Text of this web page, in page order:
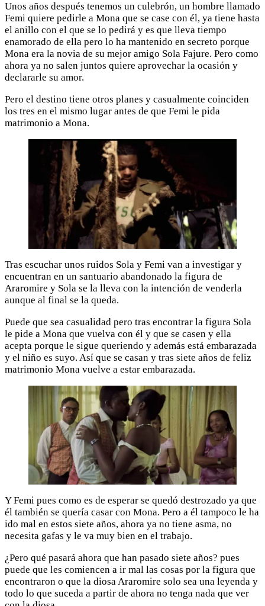
Unos años después tenemos un culebrón, un hombre llamado
Femi quiere pedirle a Mona que se case con él, ya tiene hasta
el anillo con el que se lo pedirá y es que lleva tiempo
enamorado de ella pero lo ha mantenido en secreto porque
Mona era la novia de su mejor amigo Sola Fajure. Pero como
ahora ya no salen juntos quiere aprovechar la ocasión y
declararle su amor.
Pero el destino tiene otros planes y casualmente coinciden
los tres en el mismo lugar antes de que Femi le pida
matrimonio a Mona.
Tras escuchar unos ruidos Sola y Femi van a investigar y
encuentran en un santuario abandonado la figura de
Araromire y Sola se la lleva con la intención de venderla
aunque al final se la queda.
Puede que sea casualidad pero tras encontrar la figura Sola
le pide a Mona que vuelva con él y que se casen y ella
acepta porque le sigue queriendo y además está embarazada
y el niño es suyo. Así que se casan y tras siete años de feliz
matrimonio Mona vuelve a estar embarazada.
Y Femi pues como es de esperar se quedó destrozado ya que
él también se quería casar con Mona. Pero a él tampoco le ha
ido mal en estos siete años, ahora ya no tiene asma, no
necesita gafas y le va muy bien en el trabajo.
¿Pero qué pasará ahora que han pasado siete años? pues
puede que les comiencen a ir mal las cosas por la figura que
encontraron o que la diosa Araromire solo sea una leyenda y
todo lo que suceda a partir de ahora no tenga nada que ver